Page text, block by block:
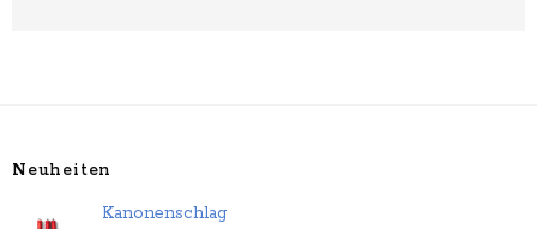
Neuheiten
Kanonenschlag